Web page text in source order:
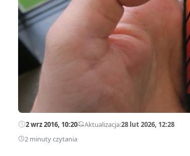
2 wrz 2016, 10:20—Aktualizacja:28 lut 2026, 12:28
2 minuty czytania